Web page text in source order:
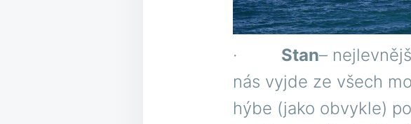
· Stan–
nás vyjde ze všech
hýbe (jako obvykle)